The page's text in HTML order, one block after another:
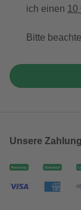
ich einen 10
Bitte
Unsere